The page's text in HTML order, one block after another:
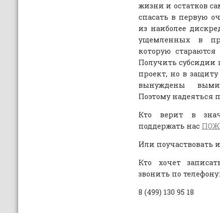
жизни и остатков
спасать в первую
из наиболее
ущемленных в
которую
Получить
проект, но в
вынуждены
Поэтому надеяться
Кто верит в
поддержать нас
Или поучаствовать
Кто хочет
звонить по телефону:
8 (499) 130 95 18